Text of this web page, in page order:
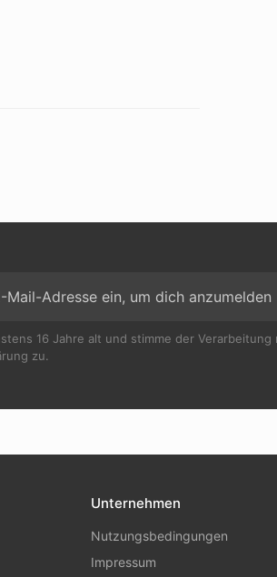
16 Jahre alt und stimme der Verarbeitung
zu.
Unternehmen
Nutzungsbedingungen
Impressum